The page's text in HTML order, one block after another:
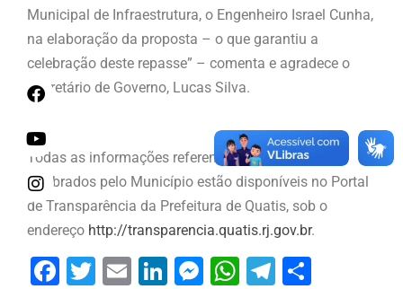
Municipal de Infraestrutura, o Engenheiro Israel Cunha,
na elaboração da proposta – o que garantiu a
celebração deste repasse” – comenta e agradece o
Secretário de Governo, Lucas Silva.
Todas as informações referentes aos convênios
celebrados pelo Município estão disponíveis no Portal
de Transparência da Prefeitura de Quatis, sob o
endereço http://transparencia.quatis.rj.gov.br.
Facebook
Twitter
EmailLinkedIn
Messenger
WhatsApp
Telegram